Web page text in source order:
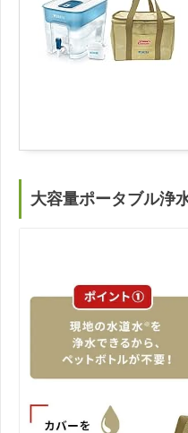
大容量ポータブル浄